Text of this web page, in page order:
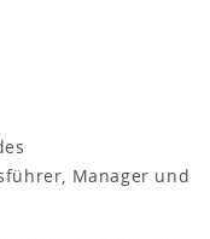
Manager und